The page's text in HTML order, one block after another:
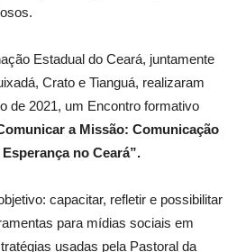
Estadual do Ceará, juntamente
Crato e Tianguá, realizaram
de 2021, um Encontro formativo
a Missão: Comunicação
no Ceará”.
capacitar, refletir e possibilitar
para mídias sociais em
usadas pela Pastoral da